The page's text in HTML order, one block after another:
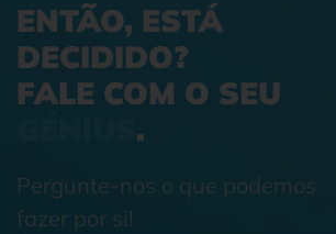
ENTÃO, ESTÁ
DECIDIDO?
FALE COM O SEU
.
Pergunte-nos o que podemos
fazer por si!